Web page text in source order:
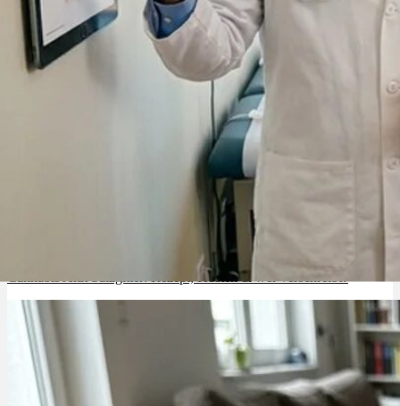
Cannabis Arzt Salzgitter: Rezept, Kosten & wer verschreibt?